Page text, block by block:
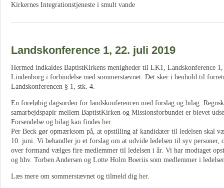
Kirkernes Integrationstjeneste i smult vande
Landskonference 1, 22. juli 2019
Hermed indkaldes BaptistKirkens menigheder til LK1, Landskonference
Lindenborg i forbindelse med sommerstævnet. Det sker i henhold til
Landskonferencen § 1, stk. 4.
En foreløbig dagsorden for landskonferencen med forslag og bilag:
samarbejdspapir mellem BaptistKirken og Missionsforbundet er blevet
Forsendelse og bilag kan findes her.
Per Beck gør opmærksom på, at opstilling af kandidater til ledelsen skal
10. juni. Vi behandler jo et forslag om at udvide ledelsen til syv personer,
over formand vælges fire medlemmer til ledelsen i år. Vi har modtaget
og hhv. Torben Andersen og Lotte Holm Boeriis som medlemmer i
Læs mere om sommerstævnet og tilmeld dig her.